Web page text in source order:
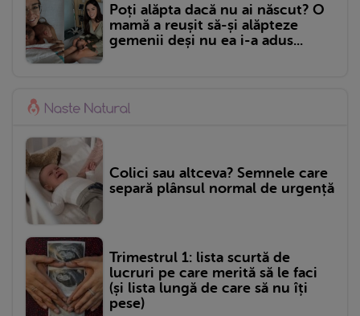
Poți alăpta dacă nu ai născut? O
mamă a reușit să-și alăpteze
gemenii deși nu ea i-a adus...
Colici sau altceva? Semnele care
separă plânsul normal de urgență
Trimestrul 1: lista scurtă de
lucruri pe care merită să le faci
(și lista lungă de care să nu îți
pese)